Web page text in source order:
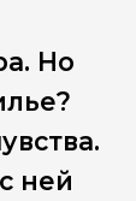
Но
ней